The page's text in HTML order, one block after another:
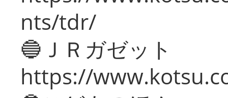
nts/tdr/
🔵ＪＲガゼット
https://